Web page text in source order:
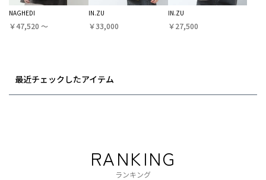
NAGHEDI
￥47,520 〜
IN.ZU
￥33,000
IN.ZU
￥27,500
最近チェックしたアイテム
RANKING
ランキング